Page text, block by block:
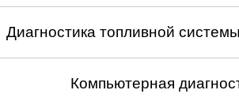
Диагностика топливной
Компьютерная